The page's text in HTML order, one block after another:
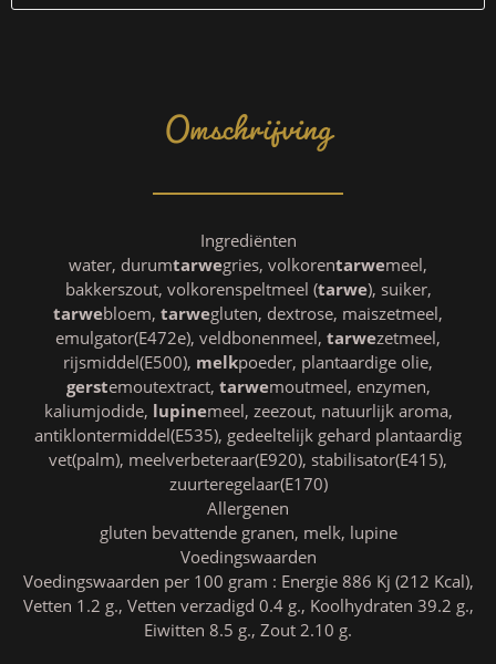
Omschrijving
Ingrediënten
water, durumtarwegries, volkorentarwemeel,
bakkerszout, volkorenspeltmeel (tarwe), suiker,
tarwebloem, tarwegluten, dextrose, maiszetmeel,
emulgator(E472e), veldbonenmeel, tarwezetmeel,
rijsmiddel(E500), melkpoeder, plantaardige olie,
gerstemoutextract, tarwemoutmeel, enzymen,
kaliumjodide, lupinemeel, zeezout, natuurlijk aroma,
antiklontermiddel(E535), gedeeltelijk gehard plantaardig
vet(palm), meelverbeteraar(E920), stabilisator(E415),
zuurteregelaar(E170)
Allergenen
gluten bevattende granen, melk, lupine
Voedingswaarden
Voedingswaarden per 100 gram : Energie 886 Kj (212 Kcal),
Vetten 1.2 g., Vetten verzadigd 0.4 g., Koolhydraten 39.2 g.,
Eiwitten 8.5 g., Zout 2.10 g.